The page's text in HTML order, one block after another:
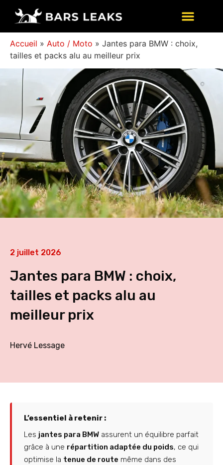
Accueil » Auto / Moto » Jantes para BMW : choix,
tailles et packs alu au meilleur prix
2 juillet 2026
Jantes para BMW : choix,
tailles et packs alu au
meilleur prix
Hervé Lessage
L’essentiel à retenir :
Les jantes para BMW assurent un équilibre parfait
grâce à une répartition adaptée du poids, ce qui
optimise la tenue de route même dans des